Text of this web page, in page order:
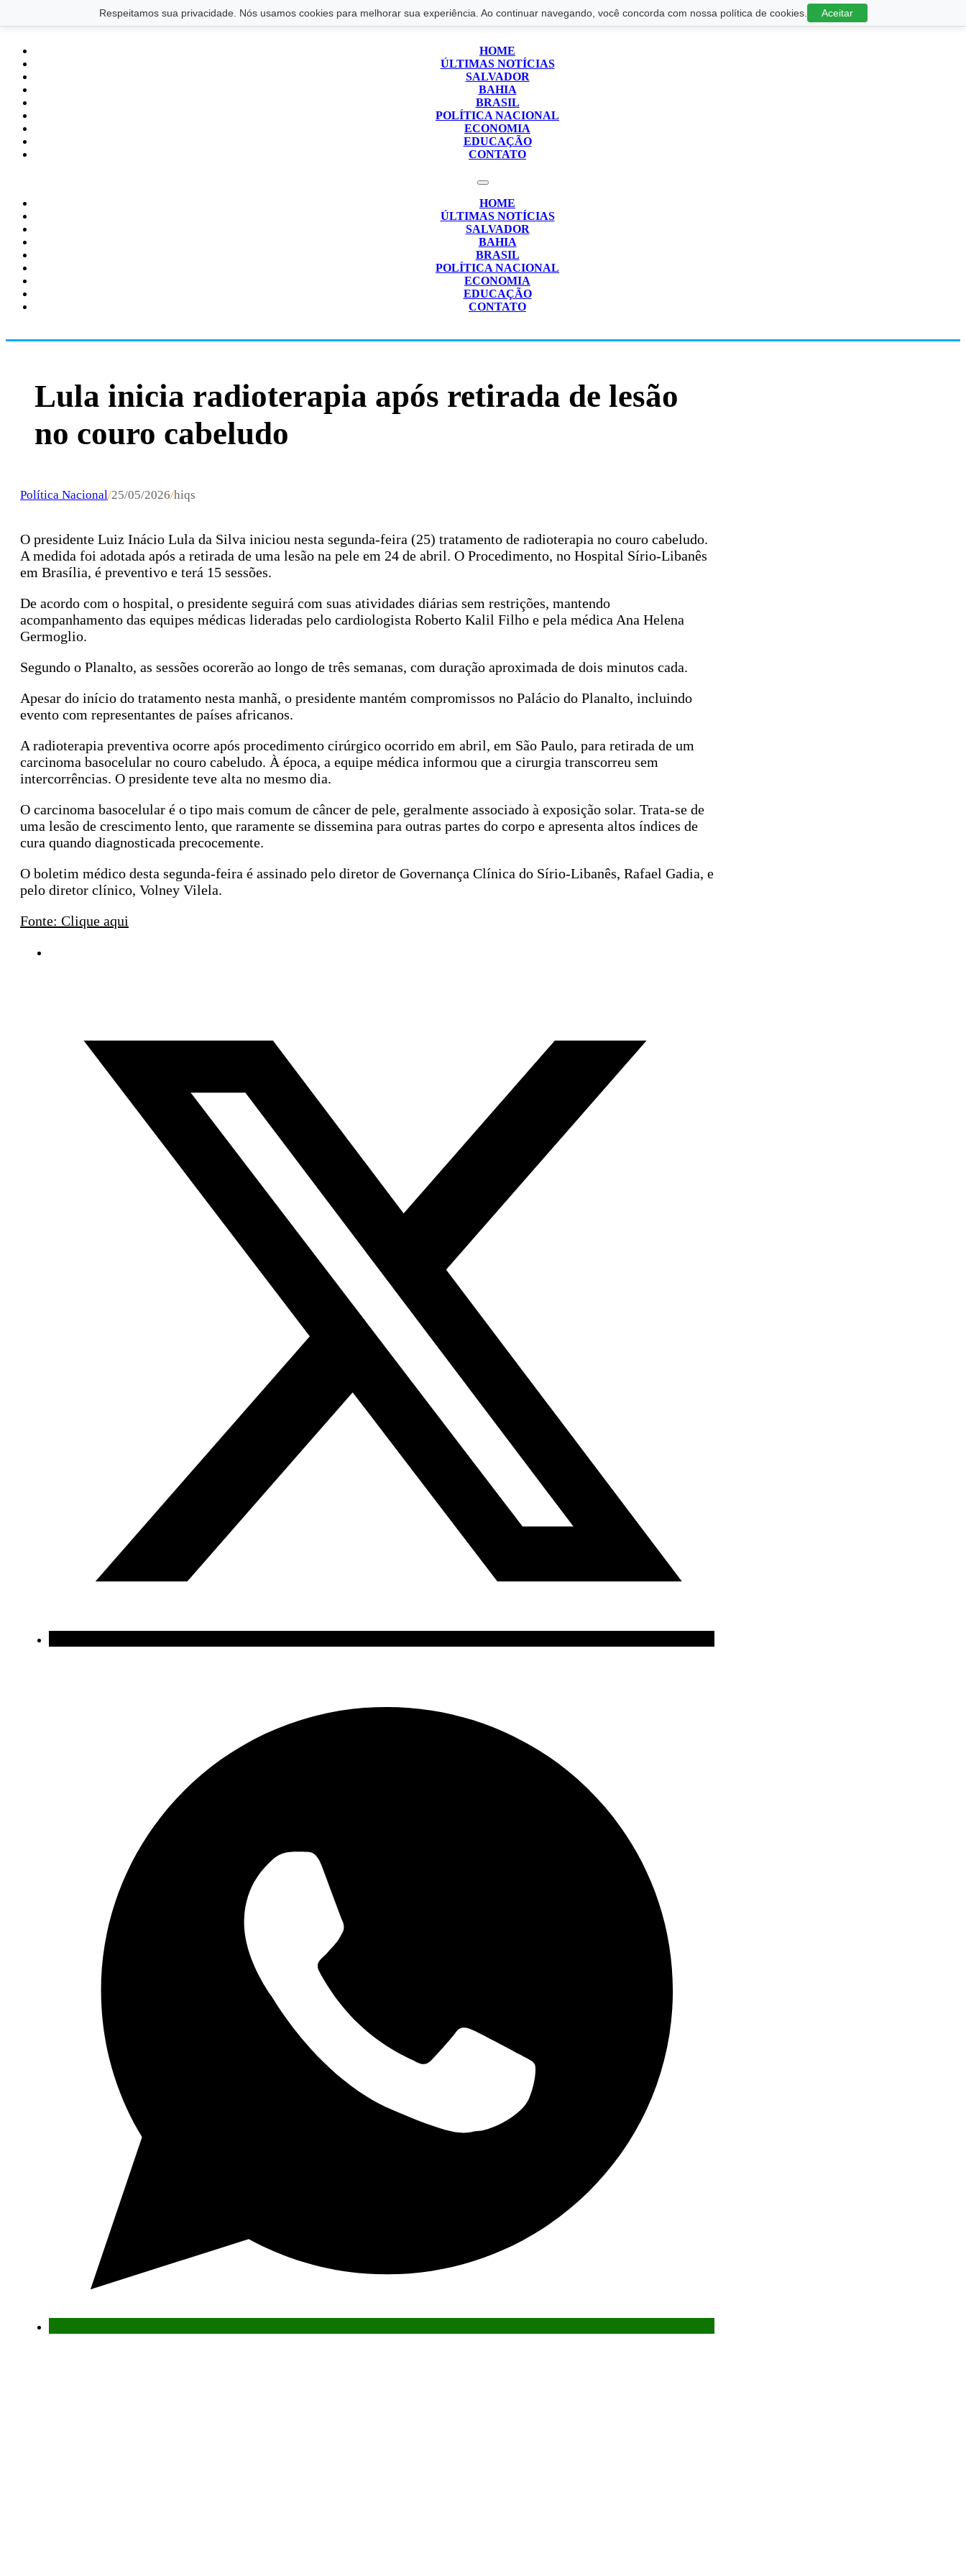
Respeitamos sua privacidade. Nós usamos cookies para melhorar sua experiência. Ao continuar navegando, você concorda com nossa política de cookies. Aceitar
Saltar para o conteúdo principal Ir para o footer
HOME
ÚLTIMAS NOTÍCIAS
SALVADOR
BAHIA
BRASIL
POLÍTICA NACIONAL
ECONOMIA
EDUCAÇÃO
CONTATO
HOME
ÚLTIMAS NOTÍCIAS
SALVADOR
BAHIA
BRASIL
POLÍTICA NACIONAL
ECONOMIA
EDUCAÇÃO
CONTATO
Lula inicia radioterapia após retirada de lesão
no couro cabeludo
Política Nacional/25/05/2026/hiqs
O presidente Luiz Inácio Lula da Silva iniciou nesta segunda-feira (25) tratamento de radioterapia no couro cabeludo.
A medida foi adotada após a retirada de uma lesão na pele em 24 de abril. O Procedimento, no Hospital Sírio-Libanês
em Brasília, é preventivo e terá 15 sessões.
De acordo com o hospital, o presidente seguirá com suas atividades diárias sem restrições, mantendo
acompanhamento das equipes médicas lideradas pelo cardiologista Roberto Kalil Filho e pela médica Ana Helena
Germoglio.
Segundo o Planalto, as sessões ocorerão ao longo de três semanas, com duração aproximada de dois minutos cada.
Apesar do início do tratamento nesta manhã, o presidente mantém compromissos no Palácio do Planalto, incluindo
evento com representantes de países africanos.
A radioterapia preventiva ocorre após procedimento cirúrgico ocorrido em abril, em São Paulo, para retirada de um
carcinoma basocelular no couro cabeludo. À época, a equipe médica informou que a cirurgia transcorreu sem
intercorrências. O presidente teve alta no mesmo dia.
O carcinoma basocelular é o tipo mais comum de câncer de pele, geralmente associado à exposição solar. Trata-se de
uma lesão de crescimento lento, que raramente se dissemina para outras partes do corpo e apresenta altos índices de
cura quando diagnosticada precocemente.
O boletim médico desta segunda-feira é assinado pelo diretor de Governança Clínica do Sírio-Libanês, Rafael Gadia, e
pelo diretor clínico, Volney Vilela.
Fonte: Clique aqui